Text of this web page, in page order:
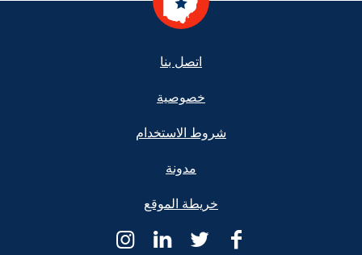
اتصل بنا
خصوصية
شروط الاستخدام
مدونة
خريطة الموقع
Ohio
Ohio
Ohio
Ohio